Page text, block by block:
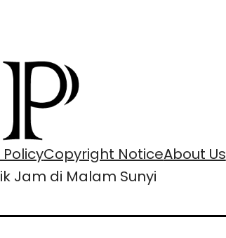
Copyright NoticeAbout Us
Jam di Malam Sunyi